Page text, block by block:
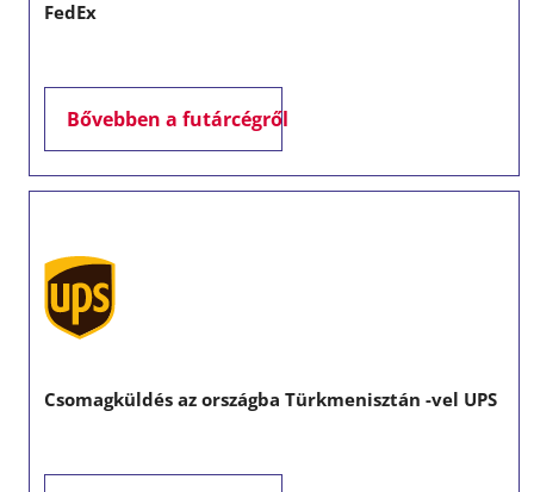
FedEx
Bővebben a futárcégről
Csomagküldés az országba Türkmenisztán -vel UPS